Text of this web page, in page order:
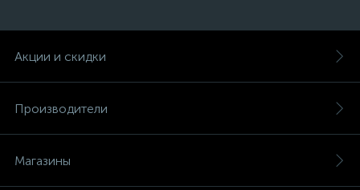
Акции и скидки
Производители
Магазины